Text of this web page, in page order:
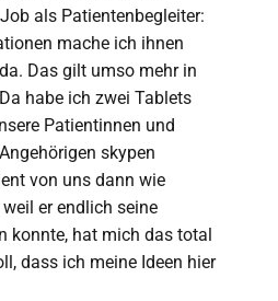
als Patientenbegleiter:
mache ich ihnen
Das gilt umso mehr in
habe ich zwei Tablets
Patientinnen und
skypen
von uns dann wie
er endlich seine
konnte, hat mich das total
dass ich meine Ideen hier